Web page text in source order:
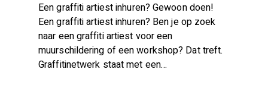
Een graffiti artiest inhuren? Gewoon doen!
Een graffiti artiest inhuren? Ben je op zoek
naar een graffiti artiest voor een
muurschildering of een workshop? Dat treft.
Graffitinetwerk staat met een…